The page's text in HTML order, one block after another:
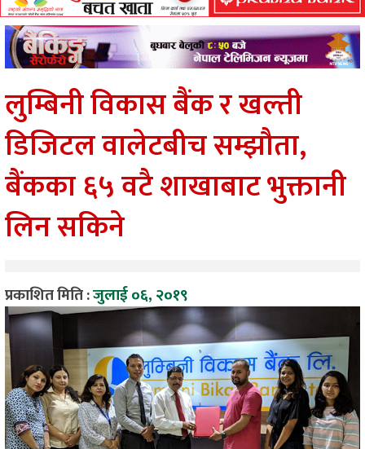
लुम्बिनी विकास बैंक र खल्ती
डिजिटल वालेटबीच सम्झौता,
बैंकका ६५ वटै शाखाबाट भुक्तानी
लिन सकिने
प्रकाशित मिति :जुलाई ०६, २०१९